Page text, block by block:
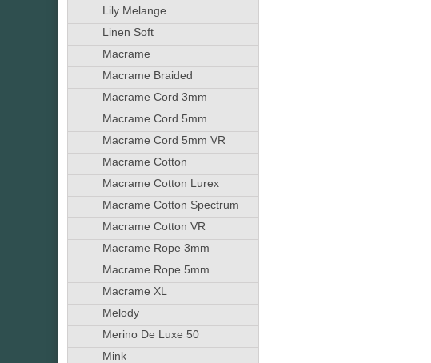
Lily Melange
Linen Soft
Macrame
Macrame Braided
Macrame Cord 3mm
Macrame Cord 5mm
Macrame Cord 5mm VR
Macrame Cotton
Macrame Cotton Lurex
Macrame Cotton Spectrum
Macrame Cotton VR
Macrame Rope 3mm
Macrame Rope 5mm
Macrame XL
Melody
Merino De Luxe 50
Mink